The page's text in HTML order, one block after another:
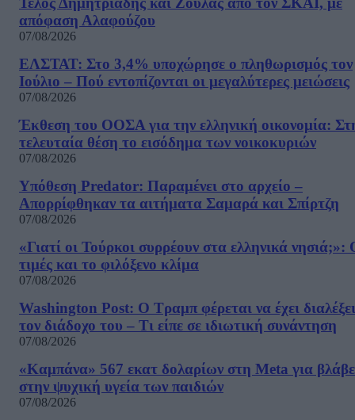
απόφαση Αλαφούζου
07/08/2026
ΕΛΣΤΑΤ: Στο 3,4% υποχώρησε ο πληθωρισμός τον
Ιούλιο – Πού εντοπίζονται οι μεγαλύτερες μειώσεις
07/08/2026
Έκθεση του ΟΟΣΑ για την ελληνική οικονομία:
τελευταία θέση το εισόδημα των νοικοκυριών
07/08/2026
Υπόθεση Predator: Παραμένει στο αρχείο –
Απορρίφθηκαν τα αιτήματα Σαμαρά και Σπίρτζη
07/08/2026
«Γιατί οι Τούρκοι συρρέουν στα ελληνικά νησιά;»:
τιμές και το φιλόξενο κλίμα
07/08/2026
Washington Post: Ο Τραμπ φέρεται να έχει διαλέξει
τον διάδοχο του – Τι είπε σε ιδιωτική συνάντηση
07/08/2026
«Καμπάνα» 567 εκατ δολαρίων στη Meta για
στην ψυχική υγεία των παιδιών
07/08/2026